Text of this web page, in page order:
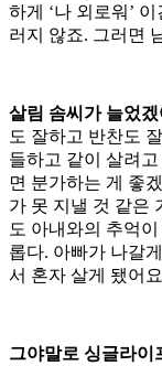
하게 ‘나 외로워’
러지 않죠. 그러면
살림 솜씨가 늘었
도 잘하고 반찬도
들하고 같이 살려
면 분가하는 게 좋
가 못 지낼 것 같은
도 아내와의 추억
롭다. 아빠가 나갈
서 혼자 살게 됐어
그야말로 싱글라이